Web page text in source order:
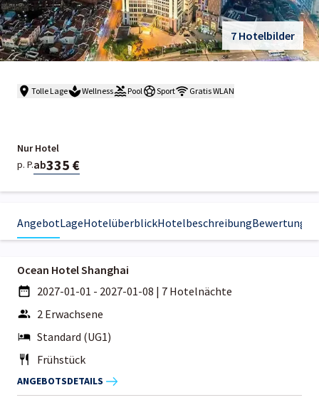
7 Hotelbilder
Tolle Lage Wellness Pool Sport Gratis WLAN
Nur Hotel
p. P.ab335 €
AngebotLageHotelüberblickHotelbeschreibungBewertungen
Ocean Hotel Shanghai
2027-01-01 - 2027-01-08 | 7 Hotelnächte
2 Erwachsene
Standard (UG1)
Frühstück
ANGEBOTSDETAILS